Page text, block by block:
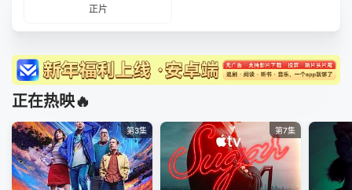
正片
正在热映🔥
第3集 第7集